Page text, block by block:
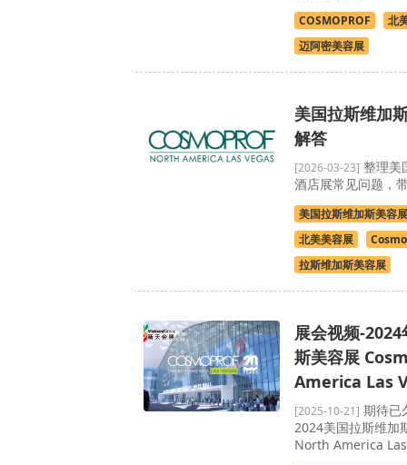
COSMOPROF
北
迈阿密美容展
美国拉斯维加
解答
[2026-03-23] 整理美
酒店展常见问题，
美国拉斯维加斯美容展
北美美容展
拉斯维加斯美容展
展会视频-
斯美容展
America Las
[2025-10-21] 期待已
2024美国拉斯维加
North America